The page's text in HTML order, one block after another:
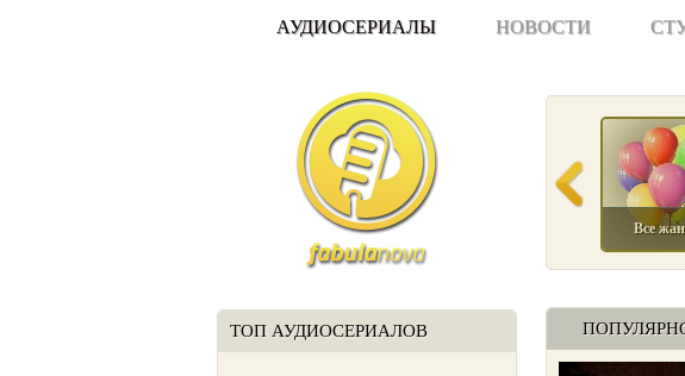
АУДИОСЕРИАЛЫ НОВОСТИ
ТОП АУДИОСЕРИАЛОВ
Все